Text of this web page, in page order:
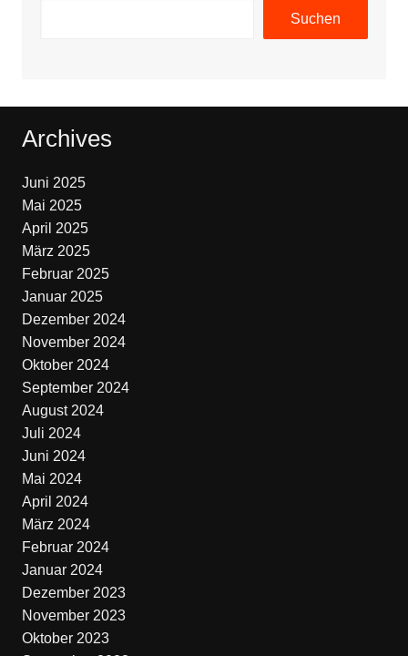
Suchen
Archives
Juni 2025
Mai 2025
April 2025
März 2025
Februar 2025
Januar 2025
Dezember 2024
November 2024
Oktober 2024
September 2024
August 2024
Juli 2024
Juni 2024
Mai 2024
April 2024
März 2024
Februar 2024
Januar 2024
Dezember 2023
November 2023
Oktober 2023